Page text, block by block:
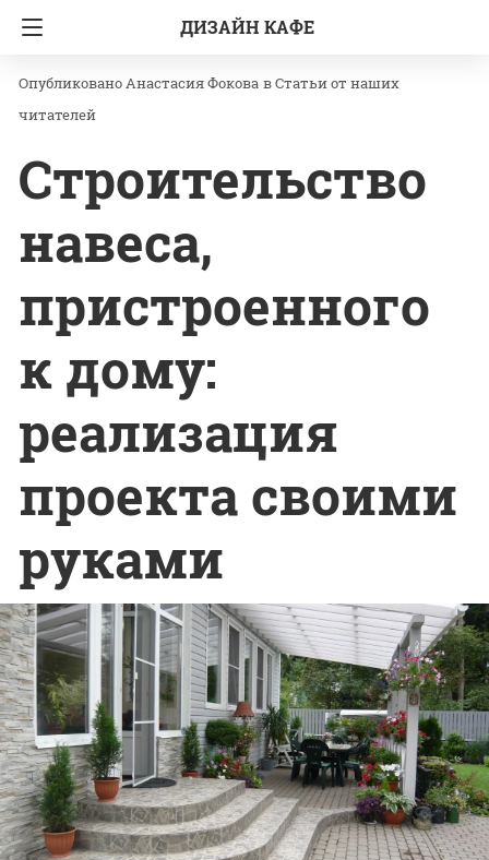
ДИЗАЙН КАФЕ
Главная Статьи от наших читателей
Анастасия Фокова вСтатьи от наших
читателей
Строительство
навеса,
пристроенного
к дому:
реализация
проекта своими
руками